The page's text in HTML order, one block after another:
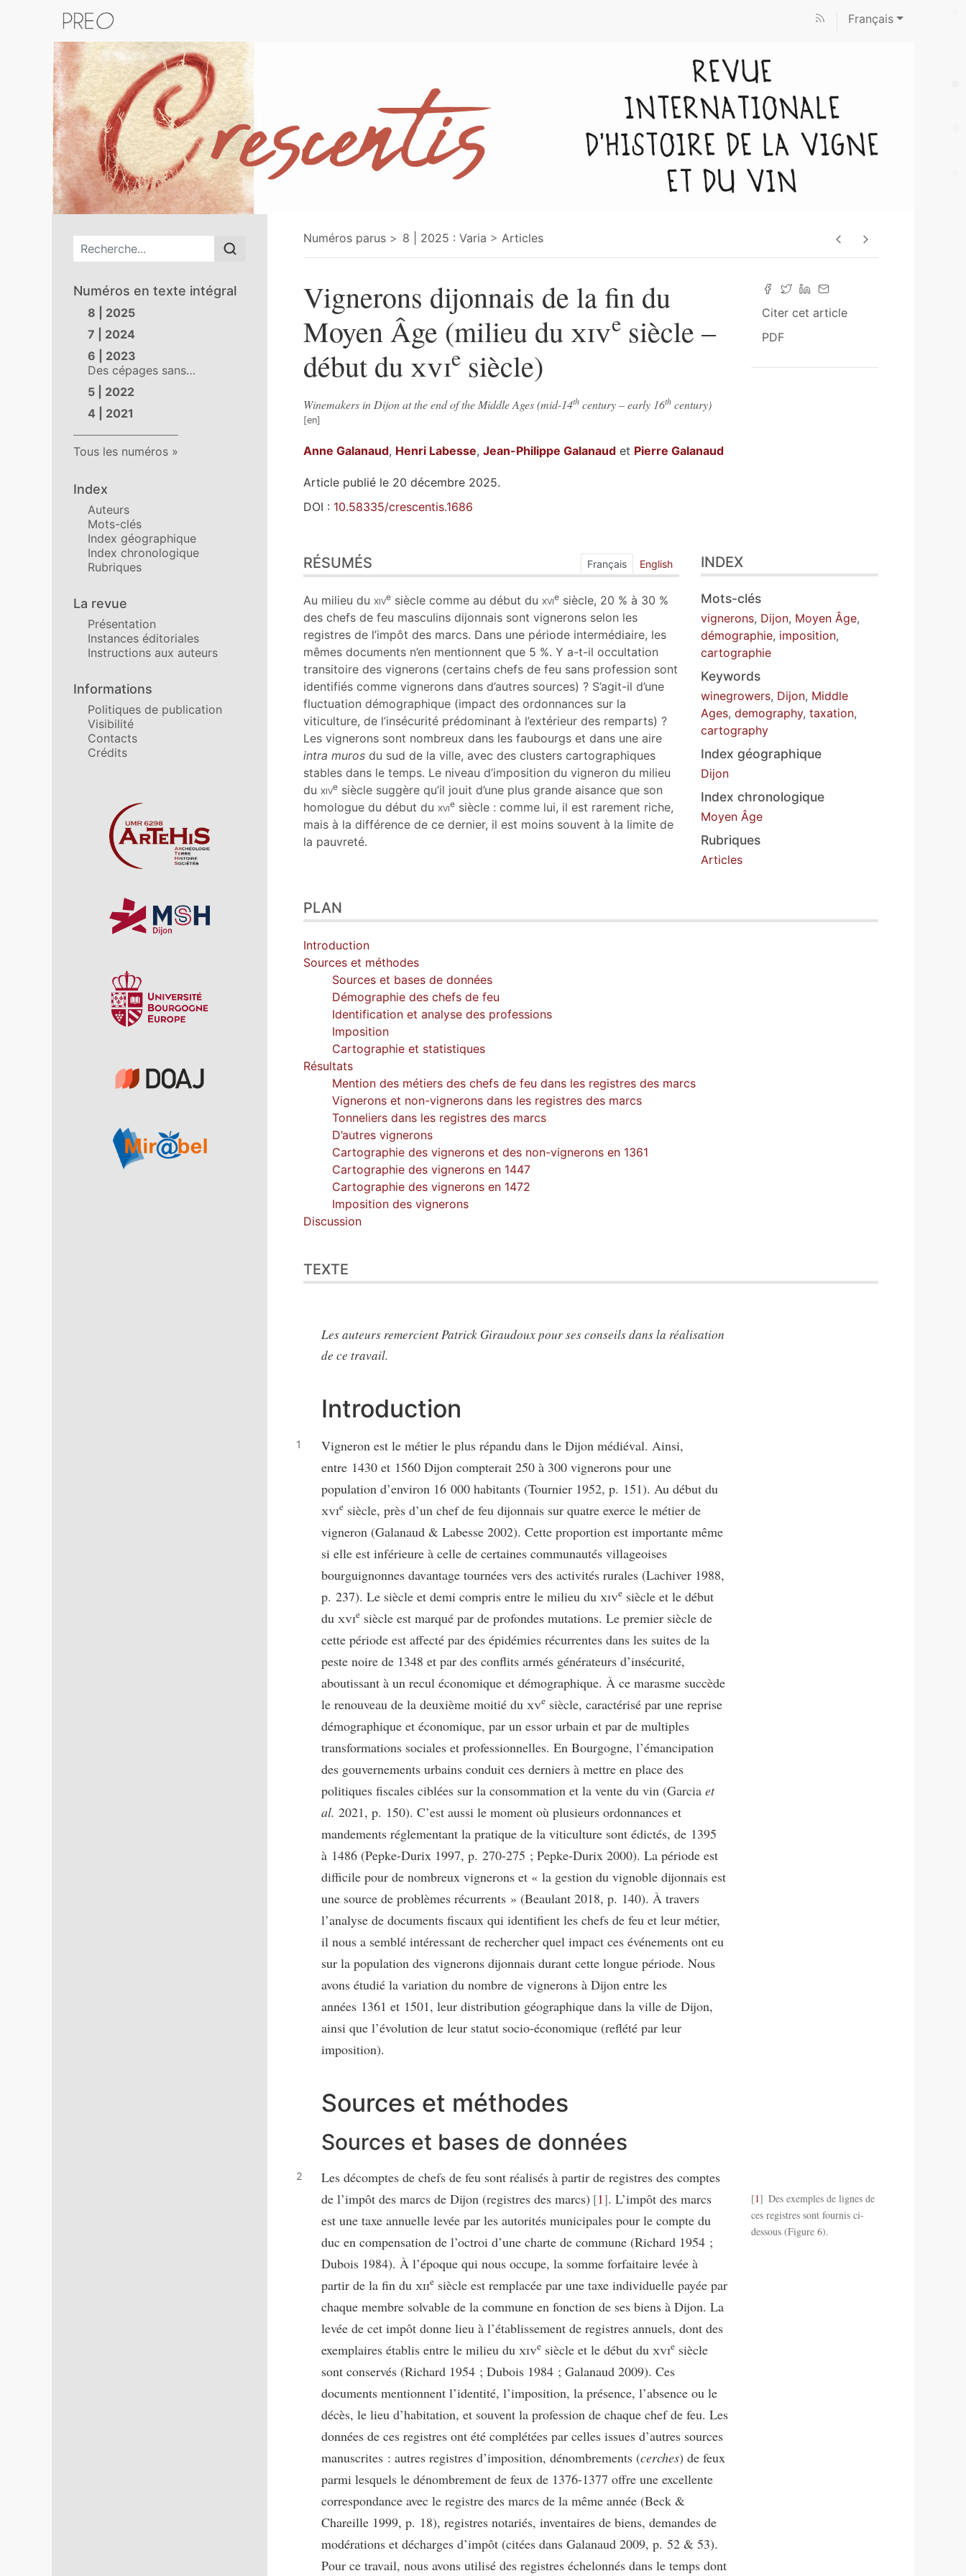
Français
Menu principal
Numéros en texte intégral
8 | 2025
7 | 2024
6 | 2023
Des cépages sans…
5 | 2022
4 | 2021
Tous les numéros
Index
Auteurs
Mots-clés
Index géographique
Index chronologique
Rubriques
La revue
Présentation
Instances éditoriales
Instructions aux auteurs
Informations
Politiques de publication
Visibilité
Contacts
Crédits
Affiliations/partenaires
Numéros parus 8 | 2025 : Varia Articles
Citer cet article
PDF
Vignerons dijonnais de la fin du
Moyen Âge (milieu du xive siècle –
début du xvie siècle)
Winemakers in Dijon at the end of the Middle Ages (mid-14th century – early 16th century)
Anne Galanaud, Henri Labesse, Jean-Philippe Galanaud et Pierre Galanaud
Article publié le 20 décembre 2025.
DOI : 10.58335/crescentis.1686
Index
Plan
Texte
Bibliographie
Notes
Illustrations
Citer cet article
Auteurs
RÉSUMÉS Français English
Au milieu du xive siècle comme au début du xvie siècle, 20 % à 30 %
des chefs de feu masculins dijonnais sont vignerons selon les
registres de l’impôt des marcs. Dans une période intermédiaire, les
mêmes documents n’en mentionnent que 5 %. Y a-t-il occultation
transitoire des vignerons (certains chefs de feu sans profession sont
identifiés comme vignerons dans d’autres sources) ? S’agit-il d’une
fluctuation démographique (impact des ordonnances sur la
viticulture, de l’insécurité prédominant à l’extérieur des remparts) ?
Les vignerons sont nombreux dans les faubourgs et dans une aire
intra muros du sud de la ville, avec des clusters cartographiques
stables dans le temps. Le niveau d’imposition du vigneron du milieu
du xive siècle suggère qu’il jouit d’une plus grande aisance que son
homologue du début du xvie siècle : comme lui, il est rarement riche,
mais à la différence de ce dernier, il est moins souvent à la limite de
la pauvreté.
INDEX
Mots-clés
vignerons, Dijon, Moyen Âge,
démographie, imposition,
cartographie
Keywords
winegrowers, Dijon, Middle
Ages,demography,taxation,
cartography
Index géographique
Dijon
Index chronologique
Moyen Âge
Rubriques
Articles
PLAN
Introduction
Sources et méthodes
Sources et bases de données
Démographie des chefs de feu
Identification et analyse des professions
Imposition
Cartographie et statistiques
Résultats
Mention des métiers des chefs de feu dans les registres des marcs
Vignerons et non-vignerons dans les registres des marcs
Tonneliers dans les registres des marcs
D’autres vignerons
Cartographie des vignerons et des non-vignerons en 1361
Cartographie des vignerons en 1447
Cartographie des vignerons en 1472
Imposition des vignerons
Discussion
TEXTE
Les auteurs remercient Patrick Giraudoux pour ses conseils dans la réalisation
de ce travail.
Introduction
Vigneron est le métier le plus répandu dans le Dijon médiéval. Ainsi,
entre 1430 et 1560 Dijon compterait 250 à 300 vignerons pour une
population d’environ 16 000 habitants (Tournier 1952, p. 151). Au début du
xvie siècle, près d’un chef de feu dijonnais sur quatre exerce le métier de
vigneron (Galanaud & Labesse 2002). Cette proportion est importante même
si elle est inférieure à celle de certaines communautés villageoises
bourguignonnes davantage tournées vers des activités rurales (Lachiver 1988,
p. 237). Le siècle et demi compris entre le milieu du xive siècle et le début
du xvie siècle est marqué par de profondes mutations. Le premier siècle de
cette période est affecté par des épidémies récurrentes dans les suites de la
peste noire de 1348 et par des conflits armés générateurs d’insécurité,
aboutissant à un recul économique et démographique. À ce marasme succède
le renouveau de la deuxième moitié du xve siècle, caractérisé par une reprise
démographique et économique, par un essor urbain et par de multiples
transformations sociales et professionnelles. En Bourgogne, l’émancipation
des gouvernements urbains conduit ces derniers à mettre en place des
politiques fiscales ciblées sur la consommation et la vente du vin (Garcia et
al. 2021, p. 150). C’est aussi le moment où plusieurs ordonnances et
mandements réglementant la pratique de la viticulture sont édictés, de 1395
à 1486 (Pepke-Durix 1997, p. 270-275 ; Pepke-Durix 2000). La période est
difficile pour de nombreux vignerons et « la gestion du vignoble dijonnais est
une source de problèmes récurrents » (Beaulant 2018, p. 140). À travers
l’analyse de documents fiscaux qui identifient les chefs de feu et leur métier,
il nous a semblé intéressant de rechercher quel impact ces événements ont eu
sur la population des vignerons dijonnais durant cette longue période. Nous
avons étudié la variation du nombre de vignerons à Dijon entre les
années 1361 et 1501, leur distribution géographique dans la ville de Dijon,
ainsi que l’évolution de leur statut socio-économique (reflété par leur
imposition).
Sources et méthodes
Sources et bases de données
Les décomptes de chefs de feu sont réalisés à partir de registres des comptes
de l’impôt des marcs de Dijon (registres des marcs) 1 . L’impôt des marcs
est une taxe annuelle levée par les autorités municipales pour le compte du
duc en compensation de l’octroi d’une charte de commune (Richard 1954 ;
Dubois 1984). À l’époque qui nous occupe, la somme forfaitaire levée à
partir de la fin du xiie siècle est remplacée par une taxe individuelle payée par
chaque membre solvable de la commune en fonction de ses biens à Dijon. La
levée de cet impôt donne lieu à l’établissement de registres annuels, dont des
exemplaires établis entre le milieu du xive siècle et le début du xvie siècle
sont conservés (Richard 1954 ; Dubois 1984 ; Galanaud 2009). Ces
documents mentionnent l’identité, l’imposition, la présence, l’absence ou le
décès, le lieu d’habitation, et souvent la profession de chaque chef de feu. Les
données de ces registres ont été complétées par celles issues d’autres sources
manuscrites : autres registres d’imposition, dénombrements (cerches) de feux
parmi lesquels le dénombrement de feux de 1376-1377 offre une excellente
correspondance avec le registre des marcs de la même année (Beck &
Chareille 1999, p. 18), registres notariés, inventaires de biens, demandes de
modérations et décharges d’impôt (citées dans Galanaud 2009, p. 52 & 53).
Pour ce travail, nous avons utilisé des registres échelonnés dans le temps dont
1
Des exemples de lignes de
ces registres sont fournis ci-
dessous (Figure 6).